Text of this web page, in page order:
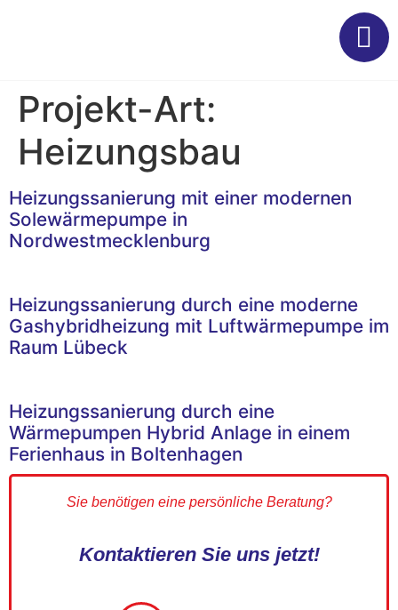
Projekt-Art:
Heizungsbau
Heizungssanierung mit einer modernen
Solewärmepumpe in
Nordwestmecklenburg
Heizungssanierung durch eine moderne
Gashybridheizung mit Luftwärmepumpe im
Raum Lübeck
Heizungssanierung durch eine
Wärmepumpen Hybrid Anlage in einem
Ferienhaus in Boltenhagen
Sie benötigen eine persönliche Beratung?
Kontaktieren Sie uns jetzt!